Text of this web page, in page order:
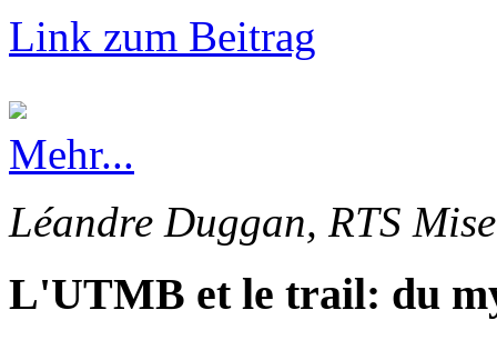
Link zum Beitrag
Mehr...
Léandre Duggan, RTS
L'UTMB et le trail: du